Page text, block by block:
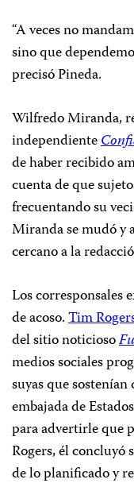
“A veces no
sino que
precisó Pineda.
Wilfredo Miranda,
independiente
de haber recibido
cuenta de que
frecuentando su
Miranda se mudó y
cercano a la
Los corresponsales
de acoso.Tim
del sitio noticioso
medios sociales
suyas que
embajada de
para advertirle que
Rogers, él concluyó
de lo planificado y